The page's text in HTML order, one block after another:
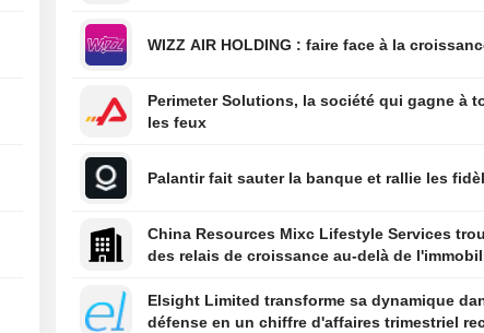
WIZZ AIR HOLDING : faire face à la
Perimeter Solutions, la société qui gagne à
les feux
Palantir fait sauter la banque et rallie les
China Resources Mixc Lifestyle Services
des relais de croissance au-delà de
Elsight Limited transforme sa dynamique
défense en un chiffre d'affaires trimestriel